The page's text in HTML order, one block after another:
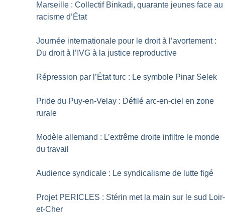
Marseille : Collectif Binkadi, quarante jeunes face au
racisme d’État
Journée internationale pour le droit à l’avortement :
Du droit à l’IVG à la justice reproductive
Répression par l’État turc : Le symbole Pinar Selek
Pride du Puy-en-Velay : Défilé arc-en-ciel en zone
rurale
Modèle allemand : L’extrême droite infiltre le monde
du travail
Audience syndicale : Le syndicalisme de lutte figé
Projet PERICLES : Stérin met la main sur le sud Loir-
et-Cher